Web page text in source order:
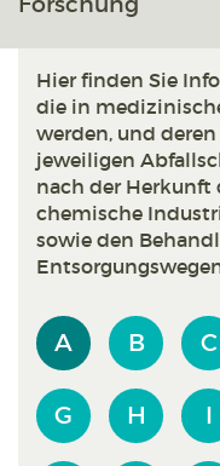
Hier finden Sie
die in
werden, und
jeweiligen
nach der Herkunft
chemische
sowie den
A B C
G H I